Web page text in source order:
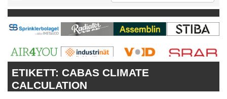
MILJÖBYGGNAD
NOLLCO2
CITYLAB
GREENBUILDING
ANNONSERA
ETIKETT: CABAS CLIMATE
CALCULATION